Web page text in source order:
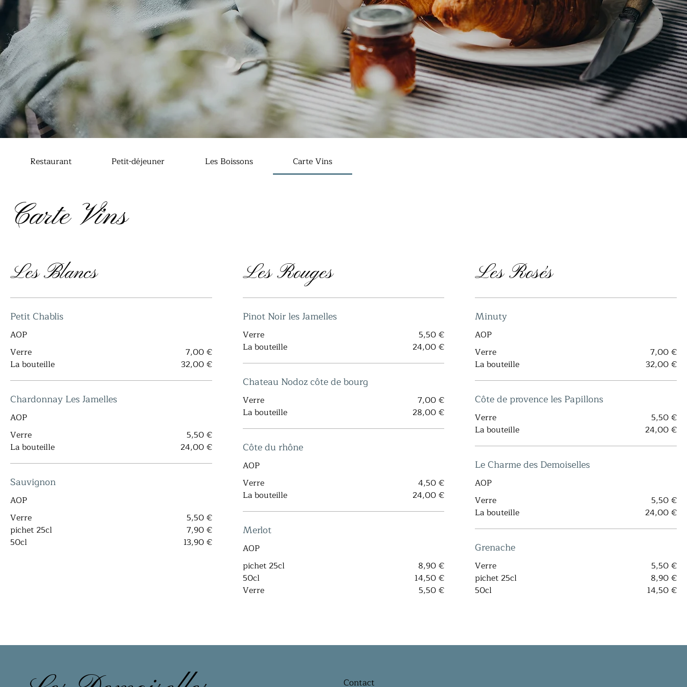
Restaurant Petit-déjeuner Les Boissons Carte Vins
Carte Vins
Les Blancs
Petit Chablis
AOP
Verre
7,00 €
La bouteille
32,00 €
Chardonnay Les Jamelles
AOP
Verre
5,50 €
La bouteille
24,00 €
Sauvignon
AOP
Verre
5,50 €
pichet 25cl
7,90 €
50cl
13,90 €
Les Rouges
Pinot Noir les Jamelles
Verre
5,50 €
La bouteille
24,00 €
Chateau Nodoz côte de bourg
Verre
7,00 €
La bouteille
28,00 €
Côte du rhône
AOP
Verre
4,50 €
La bouteille
24,00 €
Merlot
AOP
pichet 25cl
8,90 €
50cl
14,50 €
Verre
5,50 €
Les Rosés
Minuty
AOP
Verre
7,00 €
La bouteille
32,00 €
Côte de provence les Papillons
Verre
5,50 €
La bouteille
24,00 €
Le Charme des Demoiselles
AOP
Verre
5,50 €
La bouteille
24,00 €
Grenache
Verre
5,50 €
pichet 25cl
8,90 €
50cl
14,50 €
Contact